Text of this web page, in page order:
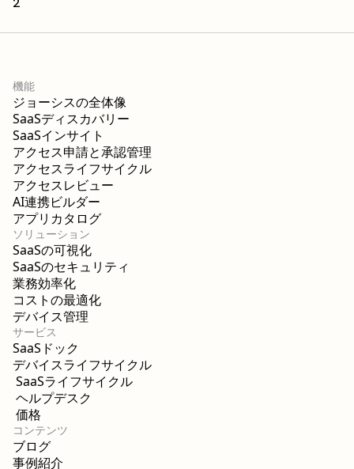
機能
ジョーシスの全体像
SaaSディスカバリー
SaaSインサイト
アクセス申請と承認管理
アクセスライフサイクル
アクセスレビュー
AI連携ビルダー
アプリカタログ
ソリューション
SaaSの可視化
SaaSのセキュリティ
業務効率化
コストの最適化
デバイス管理
サービス
SaaSドック
デバイスライフサイクル
SaaSライフサイクル
ヘルプデスク
価格
コンテンツ
ブログ
事例紹介